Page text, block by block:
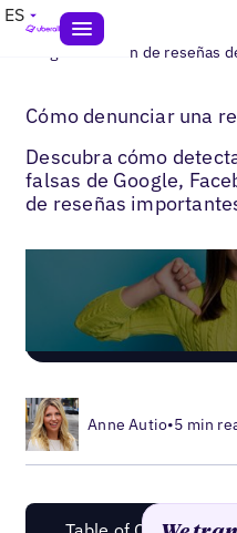
ES
Blogs> Gestión de reseñas
Cómo denunciar una
Descubra cómo
falsas de Google,
de reseñas
Anne Autio•5 min